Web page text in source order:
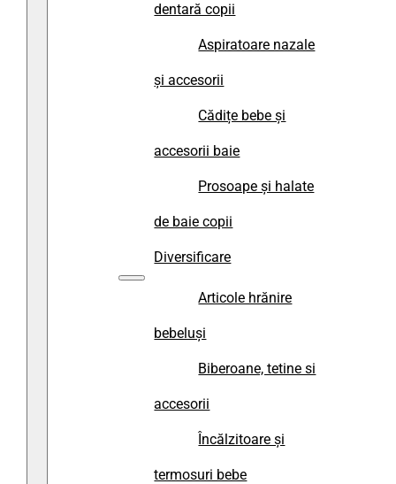
dentară copii
Aspiratoare nazale
și accesorii
Cădițe bebe și
accesorii baie
Prosoape și halate
de baie copii
Diversificare
Articole hrănire
bebeluși
Biberoane, tetine si
accesorii
Încălzitoare și
termosuri bebe